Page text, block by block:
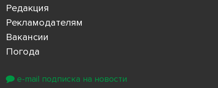
Редакция
Рекламодателям
Вакансии
Погода
e-mail подписка на новости